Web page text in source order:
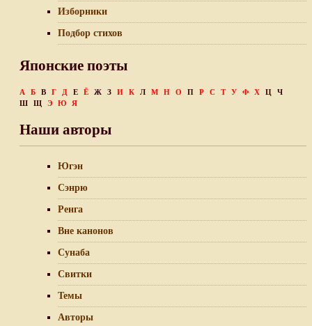
Изборники
Подбор стихов
Японские поэты
А Б В Г Д Е Ё Ж З И К Л М Н О П Р С Т У Ф Х Ц
Ч
Ш
Щ Э Ю Я
Наши авторы
Югэн
Сэнрю
Ренга
Вне канонов
Сунаба
Свитки
Темы
Авторы